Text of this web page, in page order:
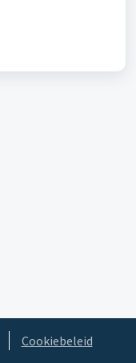
Cookiebeleid